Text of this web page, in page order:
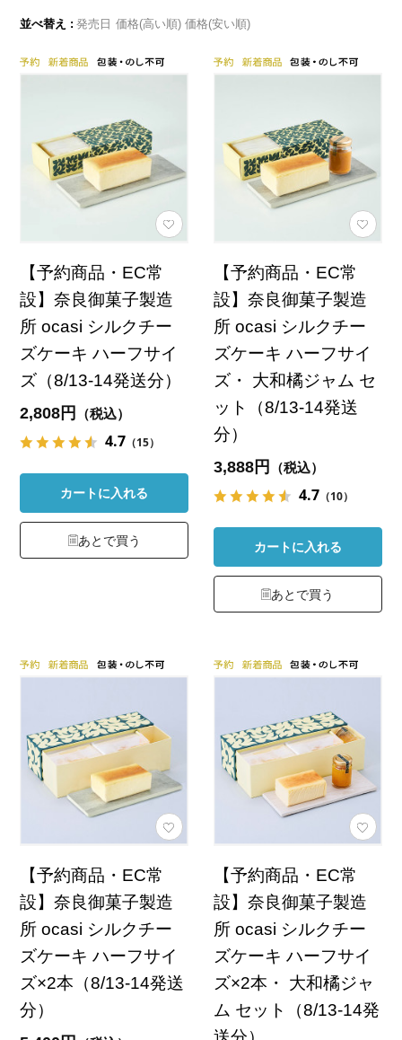
並べ替え 発売日 価格(高い順) 価格(安い順)
【予約商品・EC常
設】奈良御菓子製造
所 ocasi シルクチー
ズケーキ ハーフサイ
ズ（8/13-14発送分）
2,808円 （税込）
4.7 （15）
カートに入れる
あとで買う
【予約商品・EC常
設】奈良御菓子製造
所 ocasi シルクチー
ズケーキ ハーフサイ
ズ・ 大和橘ジャム セ
ット（8/13-14発送
分）
3,888円 （税込）
4.7 （10）
カートに入れる
あとで買う
【予約商品・EC常
設】奈良御菓子製造
所 ocasi シルクチー
ズケーキ ハーフサイ
ズ×2本（8/13-14発送
分）
【予約商品・EC常
設】奈良御菓子製造
所 ocasi シルクチー
ズケーキ ハーフサイ
ズ×2本・ 大和橘ジャ
ム セット（8/13-14発